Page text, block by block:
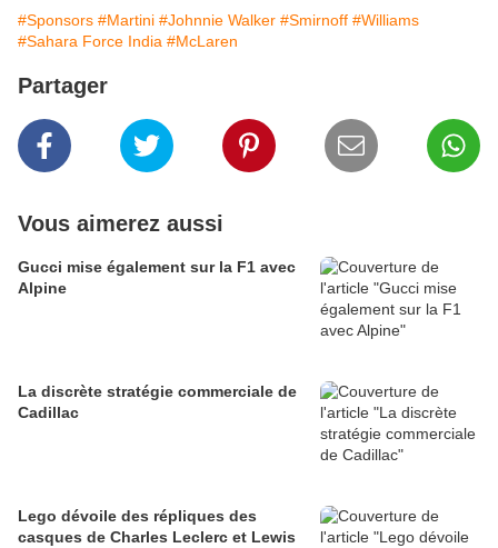
#Sponsors #Martini #Johnnie Walker #Smirnoff #Williams
#Sahara Force India #McLaren
Partager
Vous aimerez aussi
Gucci mise également sur la F1 avec
Alpine
La discrète stratégie commerciale de
Cadillac
Lego dévoile des répliques des
casques de Charles Leclerc et Lewis